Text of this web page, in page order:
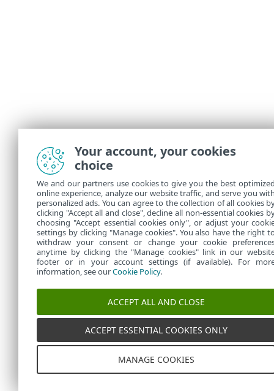
Your account, your cookies
choice
We and our partners use cookies to give you the best
online experience, analyze our website traffic, and serve you
personalized ads. You can agree to the collection of all cookies
clicking "Accept all and close", decline all non-essential cookies
choosing "Accept essential cookies only", or adjust your
settings by clicking "Manage cookies". You also have the right
withdraw your consent or change your cookie
anytime by clicking the "Manage cookies" link in our
footer or in your account settings (if available). For
information, see ourCookie Policy.
ACCEPT ALL AND CLOSE
ACCEPT ESSENTIAL COOKIES ONLY
MANAGE COOKIES